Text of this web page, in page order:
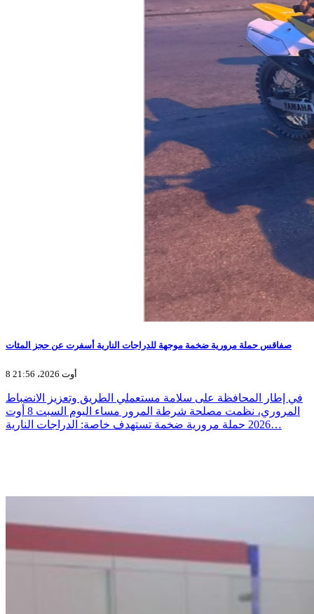
صفاقس حملة مرورية ضخمة موجهة للدراجات النارية أسفرت عن حجز المئات
8 أوت 2026، 21:56
في إطار المحافظة على سلامة مستعملي الطريق وتعزيز الانضباط
المروري، نظمت مصلحة شرطة المرور مساء اليوم السبت 8 أوت
2026 حملة مرورية ضخمة تستهدف خاصة: الدراجات النارية…